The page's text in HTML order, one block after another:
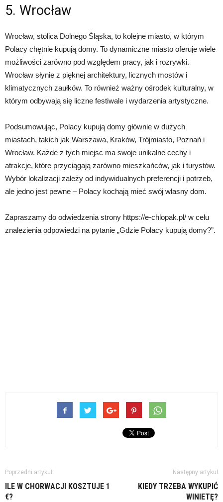
5. Wrocław
Wrocław, stolica Dolnego Śląska, to kolejne miasto, w którym
Polacy chętnie kupują domy. To dynamiczne miasto oferuje wiele
możliwości zarówno pod względem pracy, jak i rozrywki.
Wrocław słynie z pięknej architektury, licznych mostów i
klimatycznych zaułków. To również ważny ośrodek kulturalny, w
którym odbywają się liczne festiwale i wydarzenia artystyczne.
Podsumowując, Polacy kupują domy głównie w dużych
miastach, takich jak Warszawa, Kraków, Trójmiasto, Poznań i
Wrocław. Każde z tych miejsc ma swoje unikalne cechy i
atrakcje, które przyciągają zarówno mieszkańców, jak i turystów.
Wybór lokalizacji zależy od indywidualnych preferencji i potrzeb,
ale jedno jest pewne – Polacy kochają mieć swój własny dom.
Zapraszamy do odwiedzenia strony https://e-chlopak.pl/ w celu
znalezienia odpowiedzi na pytanie „Gdzie Polacy kupują domy?”.
Poprzedni artykuł
ILE W CHORWACJI KOSZTUJE 1
€?
Następny artykuł
KIEDY TRZEBA WYKUPIĆ
WINIETĘ?